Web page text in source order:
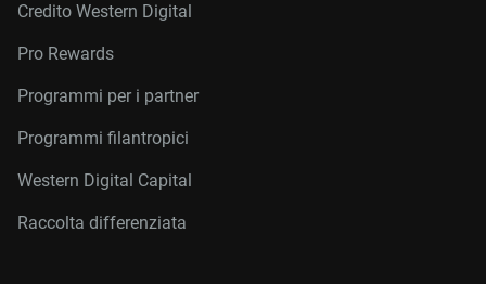
Credito Western Digital
Pro Rewards
Programmi per i partner
Programmi filantropici
Western Digital Capital
Raccolta differenziata